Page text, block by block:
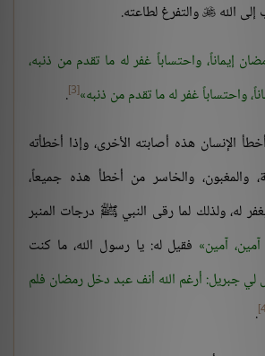
الله  والتفرغ لطاعته.
إيماناً، واحتساباً غفر له ما تقدم من ذنبه،
واحتساباً غفر له ما تقدم من ذنبه [3]
.
الإنسان هذه أصابته الأخرى، وإذا أخطأته
والمغبون، والخاسر من أخطأ هذه جميعاً،
له، ولذلك لما رقى النبي ﷺ درجات المنبر
آمين فقيل له: يا رسول الله، ما كنت
لي جبريل: أرغم الله أنف عبد دخل رمضان فلم
.